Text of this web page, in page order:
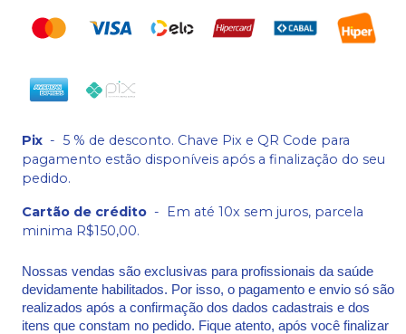
Pix - 5 % de desconto. Chave Pix e QR Code para
pagamento estão disponíveis após a finalização do seu
pedido.
Cartão de crédito - Em até 10x sem juros, parcela
minima R$150,00.
Nossas vendas são exclusivas para profissionais da saúde
devidamente habilitados. Por isso, o pagamento e envio só são
realizados após a confirmação dos dados cadastrais e dos
itens que constam no pedido. Fique atento, após você finalizar